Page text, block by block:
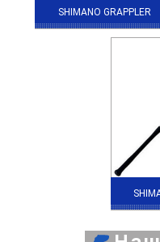
SHIMANO GRAPPLER